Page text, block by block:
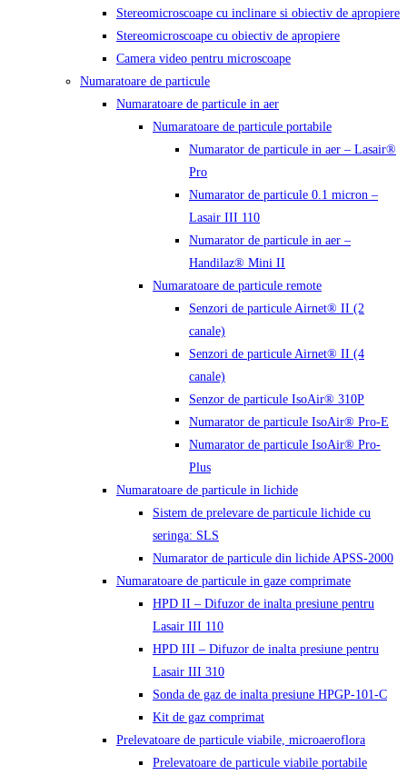
Stereomicroscoape cu inclinare si obiectiv de apropiere
Stereomicroscoape cu obiectiv de apropiere
Camera video pentru microscoape
Numaratoare de particule
Numaratoare de particule in aer
Numaratoare de particule portabile
Numarator de particule in aer – Lasair®
Pro
Numarator de particule 0.1 micron –
Lasair III 110
Numarator de particule in aer –
Handilaz® Mini II
Numaratoare de particule remote
Senzori de particule Airnet® II (2
canale)
Senzori de particule Airnet® II (4
canale)
Senzor de particule IsoAir® 310P
Numarator de particule IsoAir® Pro-E
Numarator de particule IsoAir® Pro-
Plus
Numaratoare de particule in lichide
Sistem de prelevare de particule lichide cu
seringa: SLS
Numarator de particule din lichide APSS-2000
Numaratoare de particule in gaze comprimate
HPD II – Difuzor de inalta presiune pentru
Lasair III 110
HPD III – Difuzor de inalta presiune pentru
Lasair III 310
Sonda de gaz de inalta presiune HPGP-101-C
Kit de gaz comprimat
Prelevatoare de particule viabile, microaeroflora
Prelevatoare de particule viabile portabile